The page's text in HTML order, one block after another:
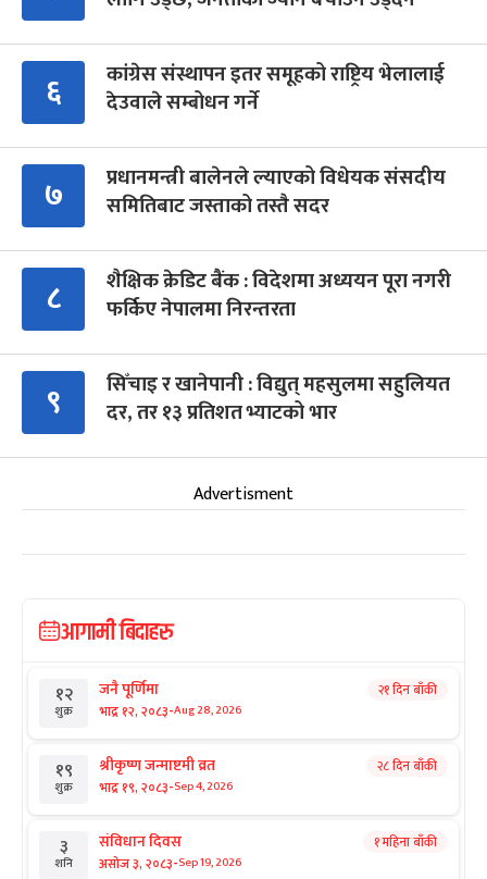
६
कांग्रेस संस्थापन इतर समूहको राष्ट्रिय भेलालाई
देउवाले सम्बोधन गर्ने
७
प्रधानमन्त्री बालेनले ल्याएको विधेयक संसदीय
समितिबाट जस्ताको तस्तै सदर
८
शैक्षिक क्रेडिट बैंक : विदेशमा अध्ययन पूरा नगरी
फर्किए नेपालमा निरन्तरता
९
सिँचाइ र खानेपानी : विद्युत् महसुलमा सहुलियत
दर, तर १३ प्रतिशत भ्याटको भार
Advertisment
आगामी बिदाहरु
१२
शुक्र
जनै पूर्णिमा
भाद्र १२, २०८३-Aug 28, 2026
२१ दिन बाँकी
१९
शुक्र
श्रीकृष्ण जन्माष्टमी व्रत
भाद्र १९, २०८३-Sep 4, 2026
२८ दिन बाँकी
३
शनि
संविधान दिवस
असोज ३, २०८३-Sep 19, 2026
१ महिना बाँकी